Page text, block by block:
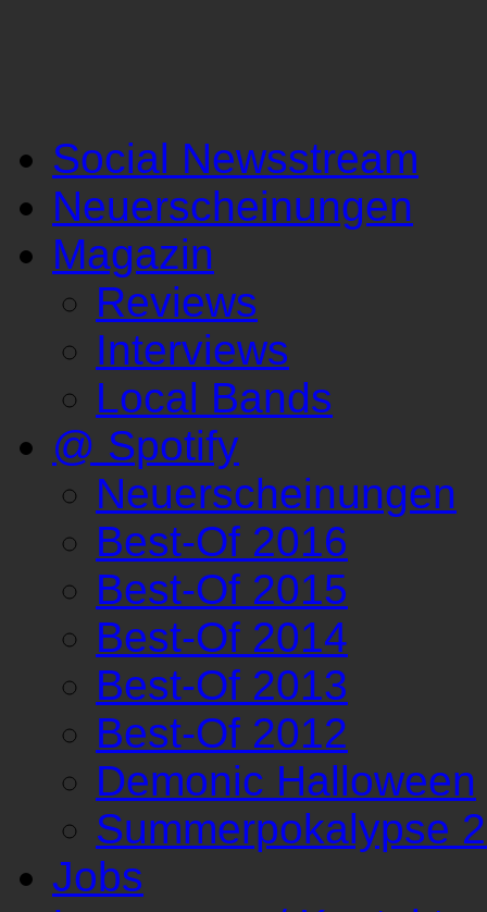
Social Newsstream
Neuerscheinungen
Magazin
Reviews
Interviews
Local Bands
@ Spotify
Neuerscheinungen
Best-Of 2016
Best-Of 2015
Best-Of 2014
Best-Of 2013
Best-Of 2012
Demonic Halloween
Summerpokalypse
Jobs